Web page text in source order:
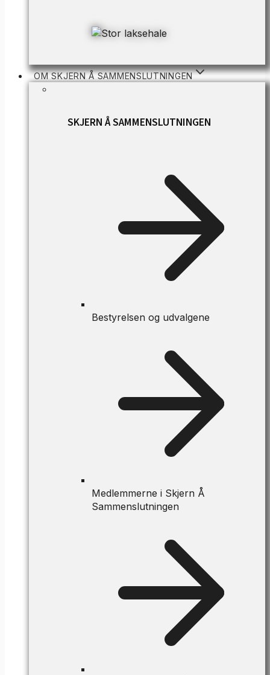
OM SKJERN Å SAMMENSLUTNINGEN
SKJERN Å SAMMENSLUTNINGEN
Bestyrelsen og udvalgene
Medlemmerne i Skjern Å
Sammenslutningen